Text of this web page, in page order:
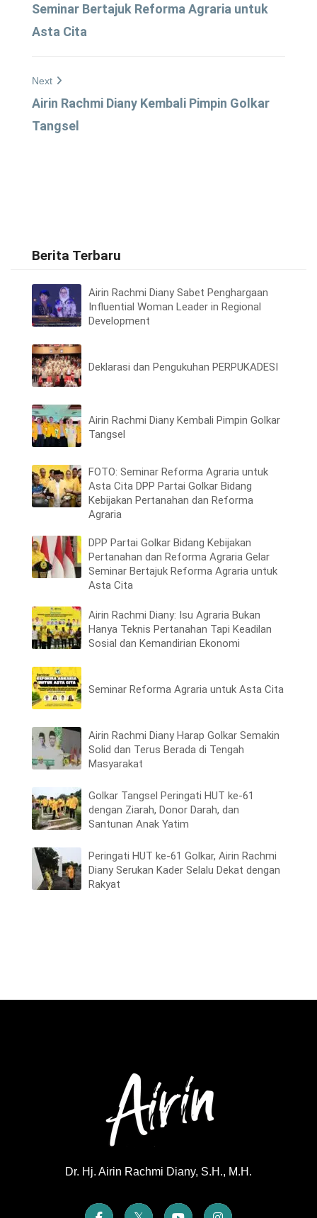
Seminar Bertajuk Reforma Agraria untuk
Asta Cita
Next
Airin Rachmi Diany Kembali Pimpin Golkar
Tangsel
Berita Terbaru
Airin Rachmi Diany Sabet Penghargaan
Influential Woman Leader in Regional
Development
Deklarasi dan Pengukuhan PERPUKADESI
Airin Rachmi Diany Kembali Pimpin Golkar
Tangsel
FOTO: Seminar Reforma Agraria untuk
Asta Cita DPP Partai Golkar Bidang
Kebijakan Pertanahan dan Reforma
Agraria
DPP Partai Golkar Bidang Kebijakan
Pertanahan dan Reforma Agraria Gelar
Seminar Bertajuk Reforma Agraria untuk
Asta Cita
Airin Rachmi Diany: Isu Agraria Bukan
Hanya Teknis Pertanahan Tapi Keadilan
Sosial dan Kemandirian Ekonomi
Seminar Reforma Agraria untuk Asta Cita
Airin Rachmi Diany Harap Golkar Semakin
Solid dan Terus Berada di Tengah
Masyarakat
Golkar Tangsel Peringati HUT ke-61
dengan Ziarah, Donor Darah, dan
Santunan Anak Yatim
Peringati HUT ke-61 Golkar, Airin Rachmi
Diany Serukan Kader Selalu Dekat dengan
Rakyat
Dr. Hj. Airin Rachmi Diany, S.H., M.H.